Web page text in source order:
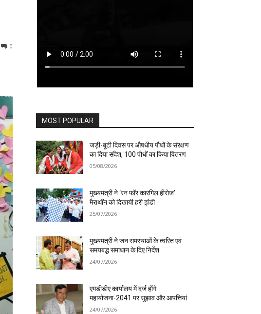
0
MOST POPULAR
जड़ी-बूटी दिवस पर औषधीय पौधों के संरक्षण
का दिया संदेश, 100 पौधों का किया वितरण
05/08/2026
मुख्यमंत्री ने ‘रन फॉर कारगिल हीरोज’
मैराथॉन को दिखायी हरी झंडी
25/07/2026
मुख्यमंत्री ने जन समस्याओं के त्वरित एवं
समयबद्ध समाधान के दिए निर्देश
24/07/2026
एमडीडीए कार्यालय में दर्ज होंगे
महायोजना-2041 पर सुझाव और आपत्तियां
24/07/2026